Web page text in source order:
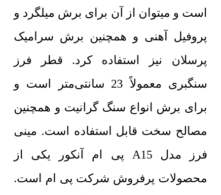
است و میتوان از آن برای برش میلگرد و
پروفیل آهنی و همچنین برش سرامیک
پرسلان نیز استفاده کرد. قطر فرز
سنگبری معمولاً 23 سانتی‌متر است و
برای برش انواع سنگ گرانیت و همچنین
مصالح سخت قابل استفاده است. مینی
فرز مدل A15 پی ام آنکور یکی از
محصولات پرفروش شرکت پی ام است.